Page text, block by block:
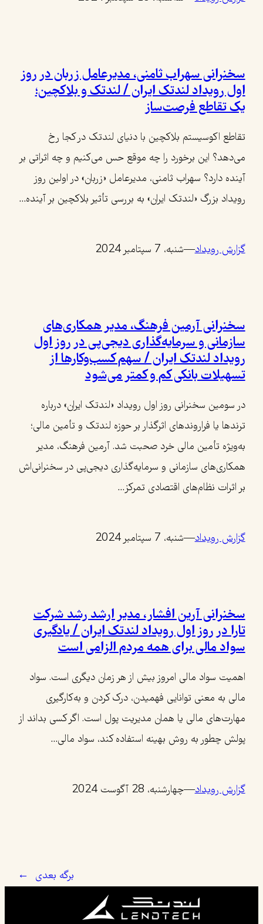
سخنرانی سهراب ثامنی،‌ مدیرعامل زربان در روز
اول رویداد لندتک ایران / لندتک و بلاکچین؛
یک تقاطع فرصت‌ساز
تقاطع اکوسیستم بلاکچین با دنیای لندتک در کجا رخ
می‌دهد؟ این برخورد را چه موقع حس می‌کنیم و چه اثراتی بر
آینده دارد؟ سهراب ثامنی،‌ مدیرعامل «زربان» در اولین روز
رویداد بزرگ «لندتک ایران» به بررسی تأثیر بلاکچین بر آینده…
گزارش رویداد—شنبه، 7 سپتامبر 2024
سخنرانی آرمین فرهنگ،‌ مدیر همکاری‌های
سازمانی و سرمایه‌گذاری دیجی‌پی در روز اول
رویداد لندتک ایران / سهم کسب‌وکارها از
تسهیلات بانکی کم و کمتر می‌شود
در سومین سخنرانی روز اول رویداد «لندتک ایران» درباره
ترندها یا فراروندهای اثرگذار بر حوزه لندتک و تأمین مالی؛
به‌ویژه تأمین مالی خرد صحبت شد. آرمین فرهنگ،‌ مدیر
همکاری‌های سازمانی و سرمایه‌گذاری دیجی‌پی در سخنرانی‌اش
بر اثرات نظام‌های اقتصادی تمرکز…
گزارش رویداد—شنبه، 7 سپتامبر 2024
سخنرانی آرین افشار، مدیر ارشد رشد شرکت
تارا در روز اول رویداد لندتک ایران / یادگیری
سواد مالی برای همه مردم الزامی است
اهمیت سواد مالی امروز بیش از هر زمان دیگری است. سواد
مالی به معنی توانایی فهمیدن، درک کردن و به‌کارگیری
مهارت‌های مالی یا همان مدیریت پول است. اگر کسی بد‌اند از
پولش چطور به روش بهینه استفاده کند، سواد مالی…
گزارش رویداد—چهارشنبه، 28 آگوست 2024
برگه بعدی →